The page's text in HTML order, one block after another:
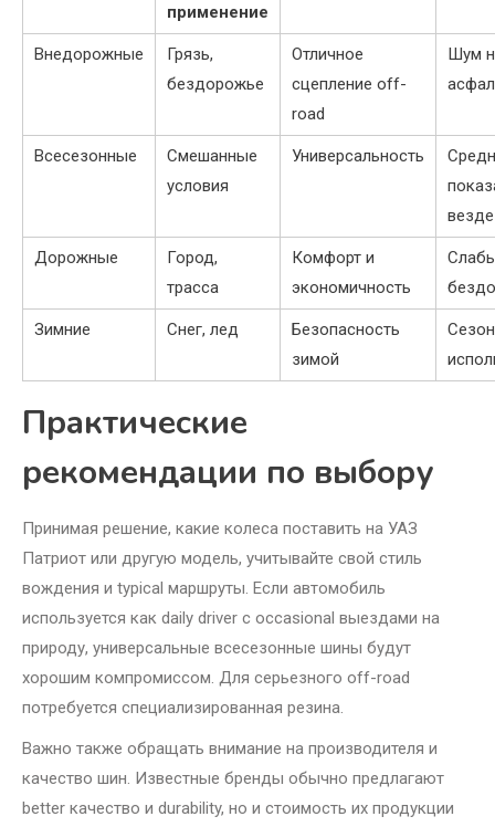
применение
Внедорожные
Грязь,
бездорожье
Отличное
сцепление off-
road
Шум
Всесезонные
Смешанные
условия
Универсальность
везде
Дорожные
Город,
трасса
Комфорт и
экономичность
Зимние Снег, лед
Безопасность
зимой
Практические
рекомендации по выбору
Принимая решение, какие колеса поставить на УАЗ
Патриот или другую модель, учитывайте свой стиль
вождения и typical маршруты. Если автомобиль
используется как daily driver с occasional выездами на
природу, универсальные всесезонные шины будут
хорошим компромиссом. Для серьезного off-road
потребуется специализированная резина.
Важно также обращать внимание на производителя и
качество шин. Известные бренды обычно предлагают
better качество и durability, но и стоимость их продукции